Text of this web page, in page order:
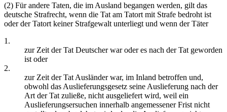
(2) Für andere Taten, die im Ausland begangen werden, gilt das
deutsche Strafrecht, wenn die Tat am Tatort mit Strafe bedroht ist
oder der Tatort keiner Strafgewalt unterliegt und wenn der Täter
1.
zur Zeit der Tat Deutscher war oder es nach der Tat geworden
ist oder
2.
zur Zeit der Tat Ausländer war, im Inland betroffen und,
obwohl das Auslieferungsgesetz seine Auslieferung nach der
Art der Tat zuließe, nicht ausgeliefert wird, weil ein
Auslieferungsersuchen innerhalb angemessener Frist nicht